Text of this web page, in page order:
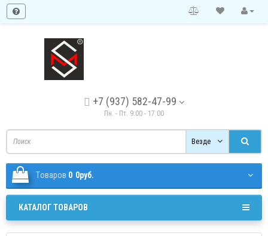
+7 (937) 582-47-99
Пн. - Пт. 9:00 - 17:00
Везде
Tоваров 0 0руб.
КАТАЛОГ ТОВАРОВ